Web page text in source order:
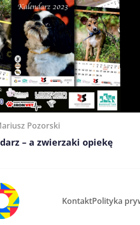
Pozorski
– a zwierzaki opiekę
KontaktPolityka